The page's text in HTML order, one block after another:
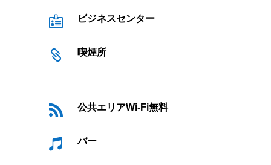
 ビジネスセンター
 喫煙所
 公共エリアWi-Fi無料
 バー